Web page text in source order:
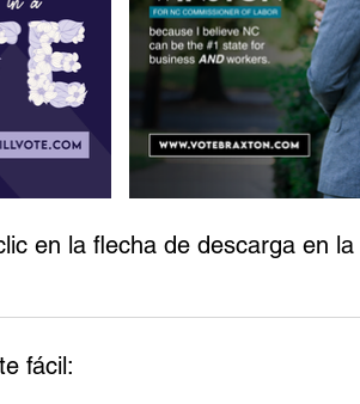
en la flecha de descarga en
fácil: